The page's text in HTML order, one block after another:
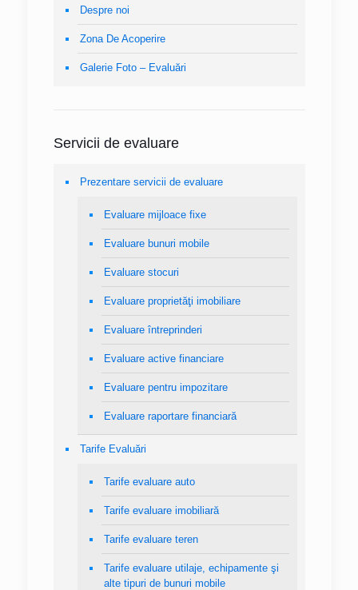
Despre noi
Zona De Acoperire
Galerie Foto – Evaluări
Servicii de evaluare
Prezentare servicii de evaluare
Evaluare mijloace fixe
Evaluare bunuri mobile
Evaluare stocuri
Evaluare proprietăţi imobiliare
Evaluare întreprinderi
Evaluare active financiare
Evaluare pentru impozitare
Evaluare raportare financiară
Tarife Evaluări
Tarife evaluare auto
Tarife evaluare imobiliară
Tarife evaluare teren
Tarife evaluare utilaje, echipamente şi
alte tipuri de bunuri mobile